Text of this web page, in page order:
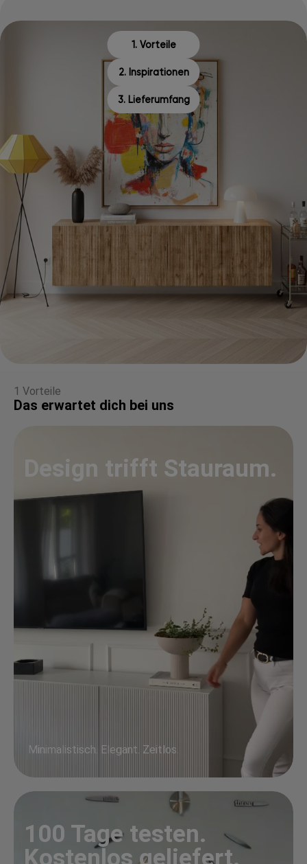
1. Vorteile
2. Inspirationen
3. Lieferumfang
1 Vorteile
Das erwartet dich bei uns
Design trifft Stauraum.
Minimalistisch. Elegant. Zeitlos.
100 Tage testen.